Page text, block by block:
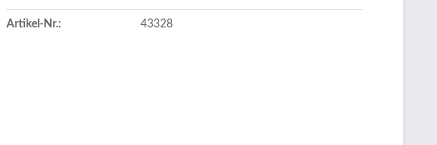
Artikel-Nr.: 43328